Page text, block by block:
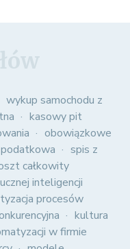
wykup samochodu z
kasowy pit
obowiązkowe
spis z
całkowity
inteligencji
procesów
kultura
w firmie